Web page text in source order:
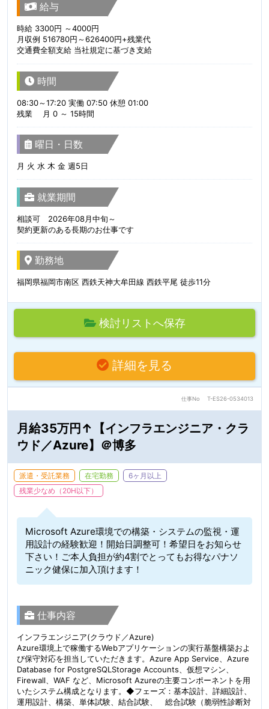
給与
時給 3300円 ～4000円
月収例 516780円～626400円+残業代
交通費全額支給 当社規定に基づき支給
時間
08:30～17:20 実働 07:50 休憩 01:00
残業 月 0 ～ 15時間
曜日・日数
月 火 水 木 金 週5日
就業期間
相談可 2026年08月中旬～
契約更新のある長期のお仕事です
勤務地
福岡県福岡市南区 西鉄天神大牟田線 西鉄平尾 徒歩11分
検討リストへ保存
詳細を見る
仕事No T-ES26-0534013
月給35万円↑【インフラエンジニア・クラ
ウド／Azure】＠博多
派遣・受託業務 在宅勤務
6ヶ月以上
残業少なめ（20H以下）
Microsoft Azure環境での構築・システムの監視・運
用設計の経験歓迎！開始日調整可！希望日をお知らせ
下さい！ご本人負担が約4割でとってもお得なパナソ
ニック健保に加入頂けます！
仕事内容
インフラエンジニア(クラウド／Azure)
Azure環境上で稼働するWebアプリケーションの実行基盤構築およ
び保守対応を担当していただきます。Azure App Service、Azure
Database for PostgreSQLStorage Accounts、仮想マシン、
Firewall、WAF など、Microsoft Azureの主要コンポーネントを用
いたシステム構成となります。◆フェーズ：基本設計、詳細設計、
運用設計、構築、単体試験、結合試験、 総合試験（脆弱性診断対